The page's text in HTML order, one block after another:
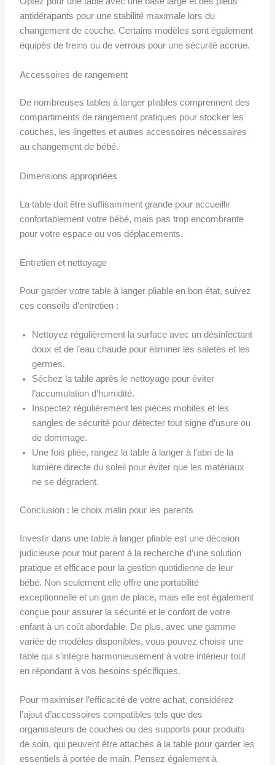
antidérapants pour une stabilité maximale lors du
changement de couche. Certains modèles sont également
équipés de freins ou de verrous pour une sécurité accrue.
Accessoires de rangement
De nombreuses tables à langer pliables comprennent des
compartiments de rangement pratiques pour stocker les
couches, les lingettes et autres accessoires nécessaires
au changement de bébé.
Dimensions appropriées
La table doit être suffisamment grande pour accueillir
confortablement votre bébé, mais pas trop encombrante
pour votre espace ou vos déplacements.
Entretien et nettoyage
Pour garder votre table à langer pliable en bon état, suivez
ces conseils d’entretien :
Nettoyez régulièrement la surface avec un désinfectant
doux et de l’eau chaude pour éliminer les saletés et les
germes.
Séchez la table après le nettoyage pour éviter
l’accumulation d’humidité.
Inspectez régulièrement les pièces mobiles et les
sangles de sécurité pour détecter tout signe d’usure ou
de dommage.
Une fois pliée, rangez la table à langer à l’abri de la
lumière directe du soleil pour éviter que les matériaux
ne se dégradent.
Conclusion : le choix malin pour les parents
Investir dans une table à langer pliable est une décision
judicieuse pour tout parent à la recherche d’une solution
pratique et efficace pour la gestion quotidienne de leur
bébé. Non seulement elle offre une portabilité
exceptionnelle et un gain de place, mais elle est également
conçue pour assurer la sécurité et le confort de votre
enfant à un coût abordable. De plus, avec une gamme
variée de modèles disponibles, vous pouvez choisir une
table qui s’intègre harmonieusement à votre intérieur tout
en répondant à vos besoins spécifiques.
Pour maximiser l’efficacité de votre achat, considérez
l’ajout d’accessoires compatibles tels que des
organisateurs de couches ou des supports pour produits
de soin, qui peuvent être attachés à la table pour garder les
essentiels à portée de main. Pensez également à